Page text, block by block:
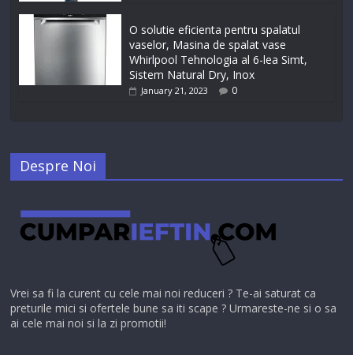
O solutie eficienta pentru spalatul
vaselor, Masina de spalat vase
Whirlpool Tehnologia al 6-lea Simt,
Sistem Natural Dry, Inox
January 21, 2023 0
Despre Noi
Vrei sa fi la curent cu cele mai noi reduceri ? Te-ai saturat ca
preturile mici si ofertele bune sa iti scape ? Urmareste-ne si o sa
ai cele mai noi si la zi promotii!